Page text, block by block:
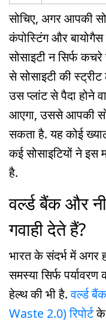
सोचिए, अगर आपकी
कंपोस्टिंग और
सोसाइटी न सिर्फ
से सोसाइटी की
उस प्लांट से पैदा होने
आएगा, उससे आपकी
सकता है. यह कोई
कई सोसाइटियों ने इस
है.
वर्ल्ड बैंक और
गवाही देते हैं?
भारत के संदर्भ में अगर
समस्या सिर्फ
हेल्थ की भी है.वर्ल्ड
Waste 2.0) रिपोर्टके